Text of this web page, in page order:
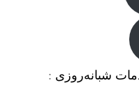
شبانه‌روزی :